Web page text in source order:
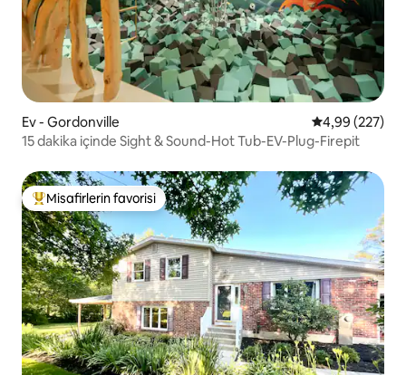
Ev - Gordonville 5 üzerinden
4,99 (227)
15 dakika içinde Sight & Sound-Hot Tub-EV-Plug-Firepit
Misafirlerin favorilerinden en beğenilenler arasında
Misafirlerin favorisi